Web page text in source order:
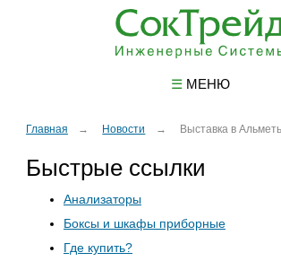
☰МЕНЮ
Главная Новости Выставка в
Быстрые ссылки
Анализаторы
Боксы и шкафы приборные
Где купить?